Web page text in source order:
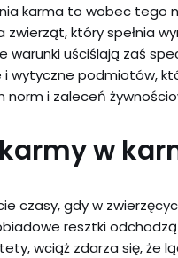
karma to wobec tego
zwierząt, który spełnia
warunki uściślają zaś
wytyczne podmiotów,
norm i zaleceń
w
czasy, gdy w
resztki
wciąż zdarza się, że